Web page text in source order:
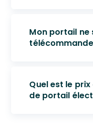
Mon portail ne
Quel est le
de portail